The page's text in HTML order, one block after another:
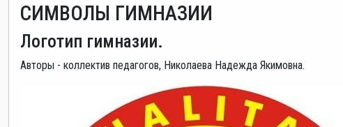
СИМВОЛЫ ГИМНАЗИИ
Логотип гимназии.
Авторы - коллектив педагогов, Николаева Надежда Якимовна.